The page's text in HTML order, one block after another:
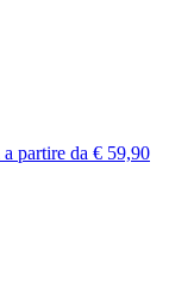
a partire da € 59,90